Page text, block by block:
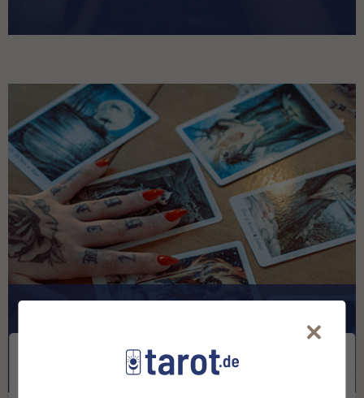
We use Cookies to offer a variety of services, to
continuously improve them and to display